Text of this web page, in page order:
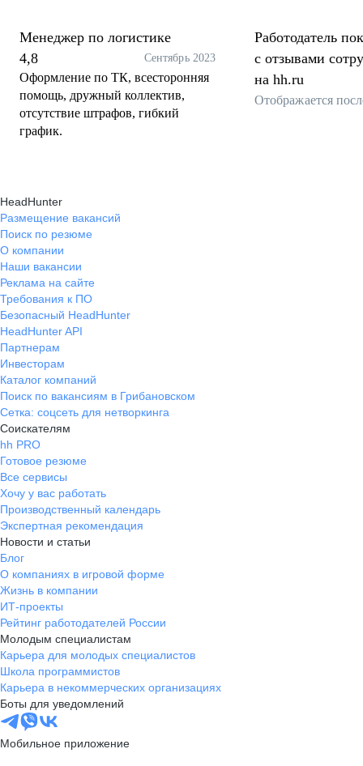
Менеджер по логистике
4,8
Сентябрь 2023
Оформление по ТК, всесторонняя
помощь, дружный коллектив,
отсутствие штрафов, гибкий
график.
Работодатель
с отзывами
на hh.ru
Отображается
HeadHunter
Размещение вакансий
Поиск по резюме
О компании
Наши вакансии
Реклама на сайте
Требования к ПО
Безопасный HeadHunter
HeadHunter API
Партнерам
Инвесторам
Каталог компаний
Поиск по вакансиям в Грибановском
Сетка: соцсеть для нетворкинга
Соискателям
hh PRO
Готовое резюме
Все сервисы
Хочу у вас работать
Производственный календарь
Экспертная рекомендация
Новости и статьи
Блог
О компаниях в игровой форме
Жизнь в компании
ИТ-проекты
Рейтинг работодателей России
Молодым специалистам
Карьера для молодых специалистов
Школа программистов
Карьера в некоммерческих организациях
Боты для уведомлений
Мобильное приложение